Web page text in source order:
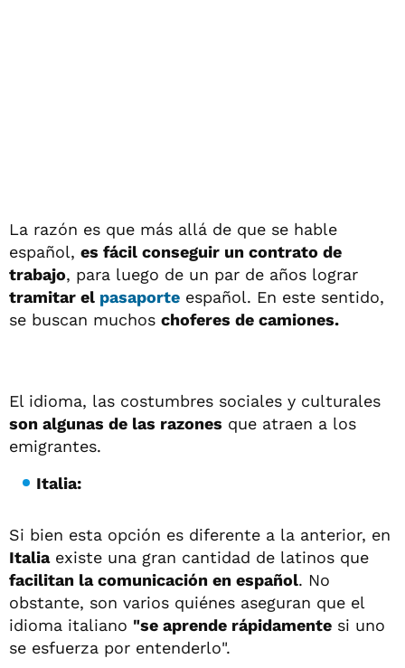
La razón es que más allá de que se hable
español, es fácil conseguir un contrato de
trabajo, para luego de un par de años lograr
tramitar el pasaporte español. En este sentido,
se buscan muchos choferes de camiones.
El idioma, las costumbres sociales y culturales
son algunas de las razones que atraen a los
emigrantes.
Italia:
Si bien esta opción es diferente a la anterior, en
Italiaexiste una gran cantidad de latinos que
facilitan la comunicación en español. No
obstante, son varios quiénes aseguran que el
idioma italiano "se aprende rápidamente si uno
se esfuerza por entenderlo".